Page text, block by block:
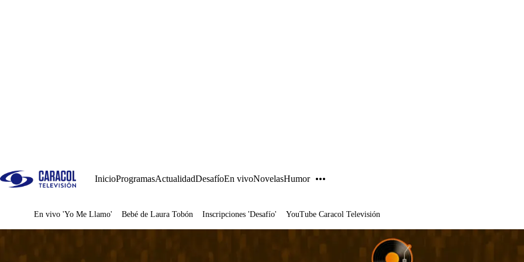
InicioProgramasActualidadDesafíoEn vivoNovelasHumor
Juegos
En vivo 'Yo Me Llamo' Bebé de Laura Tobón Inscripciones 'Desafío' YouTube Caracol Televisión